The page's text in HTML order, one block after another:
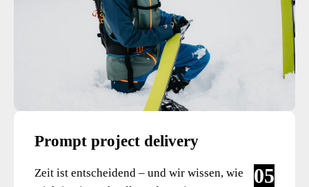
Prompt project delivery
05
Zeit ist entscheidend – und wir wissen, wie